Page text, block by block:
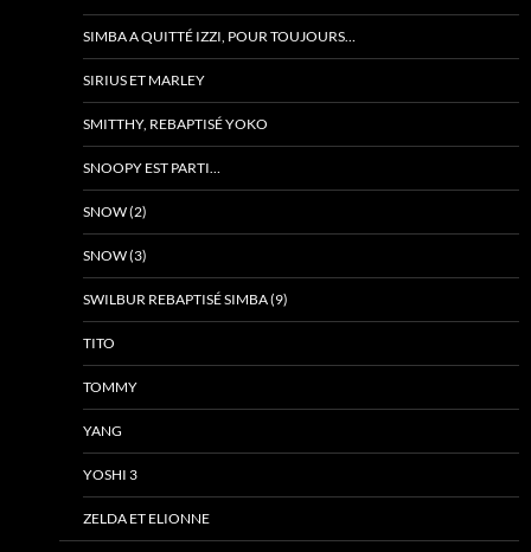
SIMBA A QUITTÉ IZZI, POUR TOUJOURS…
SIRIUS ET MARLEY
SMITTHY, REBAPTISÉ YOKO
SNOOPY EST PARTI…
SNOW (2)
SNOW (3)
SWILBUR REBAPTISÉ SIMBA (9)
TITO
TOMMY
YANG
YOSHI 3
ZELDA ET ELIONNE